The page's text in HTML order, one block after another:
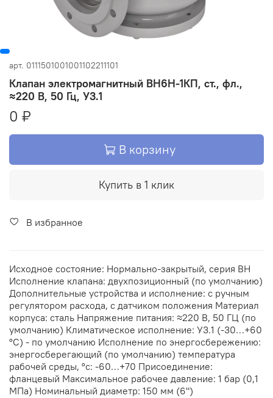
арт. 0111501001001102211101
Клапан электромагнитный ВН6Н-1КП, ст., фл.,
≈220 В, 50 Гц, У3.1
0 ₽
В корзину
Купить в 1 клик
В избранное
Исходное состояние: Нормально-закрытый, серия ВН
Исполнение клапана: двухпозиционный (по умолчанию)
Дополнительные устройства и исполнение: с ручным
регулятором расхода, с датчиком положения Материал
корпуса: сталь Напряжение питания: ≈220 В, 50 ГЦ (по
умолчанию) Климатическое исполнение: У3.1 (-30…+60
°С) - по умолчанию Исполнение по энергосбережению:
энергосберегающий (по умолчанию) температура
рабочей среды, °с: -60…+70 Присоединение:
фланцевый Максимальное рабочее давление: 1 бар (0,1
МПа) Номинальный диаметр: 150 мм (6")